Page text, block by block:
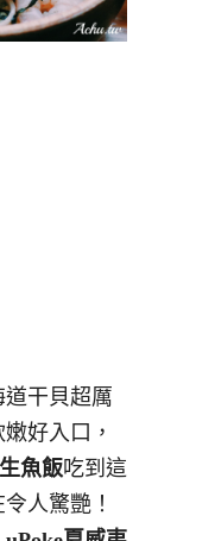
干貝超厲
好入口，
魚飯吃到這
人驚艷！